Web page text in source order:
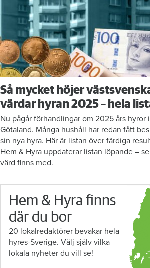
Så mycket höjer
värdar hyran 2025 – hela
Nu pågår förhandlingar om 2025 års hyror
Götaland. Många hushåll har redan fått
sin nya hyra. Här är listan över färdiga
Hem & Hyra uppdaterar listan löpande –
värd finns med.
Hem & Hyra finns
där du bor
20 lokalredaktörer bevakar hela
hyres-Sverige. Välj själv vilka
lokala nyheter du vill se!